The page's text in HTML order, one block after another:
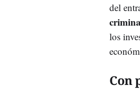
del
los
Con